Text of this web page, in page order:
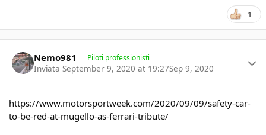
1
Nemo981 Piloti professionisti
Inviata September 9, 2020 at 19:27Sep 9, 2020
https://www.motorsportweek.com/2020/09/09/safety-car-
to-be-red-at-mugello-as-ferrari-tribute/